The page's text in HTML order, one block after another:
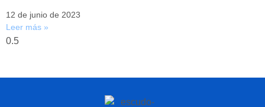
12 de junio de 2023
Leer más »